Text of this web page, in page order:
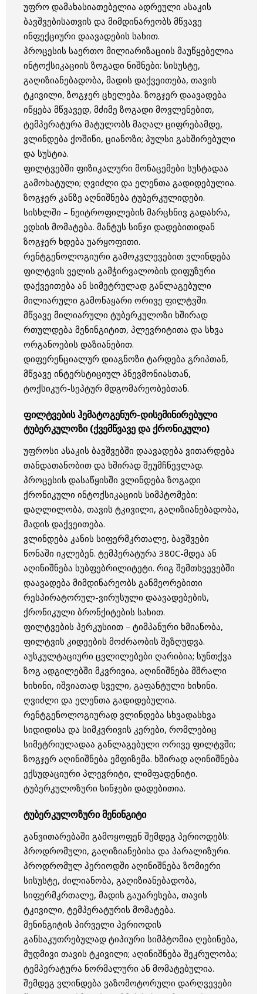
უფრო დამახასიათებელია ადრეული ასაკის
ბავშვებისათვის და მიმდინარეობს მწვავე
ინფექციური დაავადების სახით.
პროცესის საერთო მილიარიზაციის მაუწყებელია
ინტოქსიკაციის ზოგადი ნიშნები: სისუსტე,
გაღიზიანებადობა, მადის დაქვეითება, თავის
ტკივილი, ზოგჯერ ცხელება. ზოგჯერ დაავადება
იწყება მწვავედ, მძიმე ზოგადი მოვლენებით,
ტემპერატურა მატულობს მაღალ ციფრებამდე,
ვლინდება ქოშინი, ციანოზი; პულსი გახშირებული
და სუსტია.
ფილტვებში ფიზიკალური მონაცემები სუსტადაა
გამოხატული; ღვიძლი და ელენთა გადიდებულია.
ზოგჯერ კანზე აღნიშნება ტუბერკულიდები.
სისხლში – ნეიტროფილების მარცხნივ გადახრა,
ედსის მომატება. მანტუს სინჯი დადებითიდან
ზოგჯერ ხდება უარყოფითი.
რენტგენოლოგიური გამოკვლევებით ვლინდება
ფილტვის ველის გამჭირვალობის დიფუზური
დაქვეითება ან სიმეტრულად განლაგებული
მილიარული გამონაყარი ორივე ფილტვში.
მწვავე მილიარული ტუბერკულოზი ხშირად
რთულდება მენინგიტით, პლევრიტითა და სხვა
ორგანოების დაზიანებით.
დიფერენციალურ დიაგნოზი ტარდება გრიპთან,
მწვავე ინტერსტიციულ პნევმონიასთან,
ტოქსიკურ-სეპტურ მდგომარეობებთან.
ფილტვების ჰემატოგენურ-დისემინირებული
ტუბერკულოზი (ქვემწვავე და ქრონიკული)
უფროსი ასაკის ბავშვებში დაავადება ვითარდება
თანდათანობით და ხშირად შეუმჩნევლად.
პროცესის დასაწყისში ვლინდება ზოგადი
ქრონიკული ინტოქსიკაციის სიმპტომები:
დაღლილობა, თავის ტკივილი, გაღიზიანებადობა,
მადის დაქვეითება.
ვლინდება კანის სიფერმკრთალე, ბავშვები
წონაში იკლებენ. ტემპერატურა 380C-მდეა ან
აღინიშნება სუბფებრილიტეტი. რიგ შემთხვევებში
დაავადება მიმდინარეობს განმეორებითი
რესპირატორულ-ვირუსული დაავადებების,
ქრონიკული ბრონქიტების სახით.
ფილტვების პერკუსიით – ტიმპანური ხმიანობა,
ფილტვის კიდეების მოძრაობის შეზღუდვა.
აუსკულტაციური ცვლილებები ღარიბია; სუნთქვა
ზოგ ადგილებში მკვრივია, აღინიშნება მშრალი
ხიხინი, იშვიათად სველი, გაფანტული ხიხინი.
ღვიძლი და ელენთა გადიდებულია.
რენტგენოლოგიურად ვლინდება სხვადასხვა
სიდიდისა და სიმკვრივის კერები, რომლებიც
სიმეტრიულადაა განლაგებული ორივე ფილტვში;
ზოგჯერ აღინიშნება ემფიზემა. ხშირად აღინიშნება
ექსუდაციური პლევრიტი, ლიმფადენიტი.
ტუბერკულოზური სინჯები დადებითია.
ტუბერკულოზური მენინგიტი
განვითარებაში გამოყოფენ შემდეგ პერიოდებს:
პროდრომული, გაღიზიანებისა და პარალიზური.
პროდრომულ პერიოდში აღინიშნება ზომიერი
სისუსტე, ძილიანობა, გაღიზიანებადობა,
სიფერმკრთალე, მადის გაუარესება, თავის
ტკივილი, ტემპერატურის მომატება.
მენინგიტის პირველი პერიოდის
განსაკუთრებულად ტიპიური სიმპტომია ღებინება,
მუდმივი თავის ტკივილი; აღინიშნება შეკრულობა;
ტემპერატურა ნორმალური ან მომატებულია.
შემდეგ ვლინდება ვაზომოტორული დარღვევები